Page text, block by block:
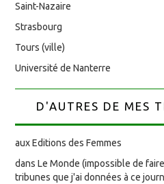
Saint-Nazaire
Strasbourg
Tours (ville)
Université de Nanterre
D'AUTRES DE MES
aux Editions des Femmes
dans Le Monde (impossible de
tribunes que j'ai données à ce